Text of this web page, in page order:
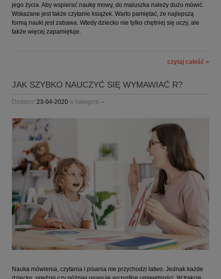
jego życia. Aby wspierać naukę mowy, do maluszka należy dużo mówić.
Wskazane jest także czytanie książek. Warto pamiętać, że najlepszą
formą nauki jest zabawa. Wtedy dziecko nie tylko chętniej się uczy, ale
także więcej zapamiętuje.
czytaj całość »
JAK SZYBKO NAUCZYĆ SIĘ WYMAWIAĆ R?
Dodano: 23-04-2020 w kategorii: -
Nauka mówienia, czytania i pisania nie przychodzi łatwo. Jednak każde